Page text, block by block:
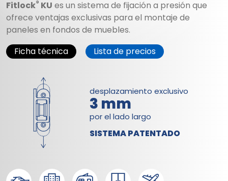
Fitlock® KU es un sistema de fijación a presión que
ofrece ventajas exclusivas para el montaje de
paneles en fondos de muebles.
Ficha técnica
Lista de precios
desplazamiento exclusivo
3 mm
por el lado largo
SISTEMA PATENTADO